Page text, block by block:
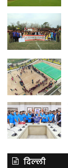
दिल्ली